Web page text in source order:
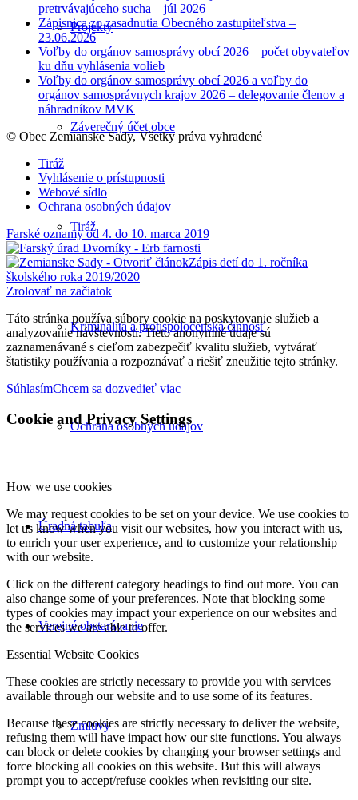
Projekty
Záverečný účet obce
Tiráž
Kriminalita a protispoločenská činnosť
Ochrana osobných údajov
Úradná tabuľa
Verejné obstarávanie
Zmluvy
pretrvávajúceho sucha – júl 2026
Zápisnica zo zasadnutia Obecného zastupiteľstva –
23.06.2026
Voľby do orgánov samosprávy obcí 2026 – počet obyvateľov
ku dňu vyhlásenia volieb
Voľby do orgánov samosprávy obcí 2026 a voľby do
orgánov samosprávnych krajov 2026 – delegovanie členov a
náhradníkov MVK
© Obec Zemianske Sady, Všetky práva vyhradené
Tiráž
Vyhlásenie o prístupnosti
Webové sídlo
Ochrana osobných údajov
Farské oznamy od 4. do 10. marca 2019
Zápis detí do 1. ročníka
školského roka 2019/2020
Zrolovať na začiatok
Táto stránka používa súbory cookie na poskytovanie služieb a
analyzovanie návštevnosti. Tieto anonymné údaje sú
zaznamenávané s cieľom zabezpečiť kvalitu služieb, vytvárať
štatistiky používania a rozpoznávať a riešiť zneužitie tejto stránky.
SúhlasímChcem sa dozvedieť viac
Cookie and Privacy Settings
How we use cookies
We may request cookies to be set on your device. We use cookies to
let us know when you visit our websites, how you interact with us,
to enrich your user experience, and to customize your relationship
with our website.
Click on the different category headings to find out more. You can
also change some of your preferences. Note that blocking some
types of cookies may impact your experience on our websites and
the services we are able to offer.
Essential Website Cookies
These cookies are strictly necessary to provide you with services
available through our website and to use some of its features.
Because these cookies are strictly necessary to deliver the website,
refusing them will have impact how our site functions. You always
can block or delete cookies by changing your browser settings and
force blocking all cookies on this website. But this will always
prompt you to accept/refuse cookies when revisiting our site.